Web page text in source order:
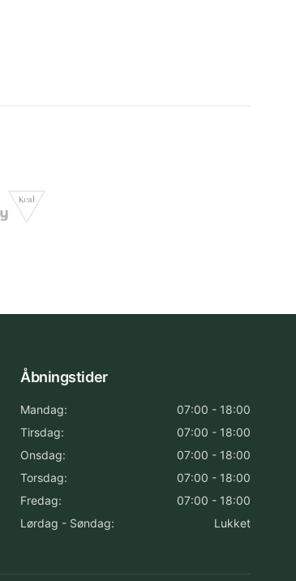
Åbningstider
Mandag:
07:00 - 18:00
Tirsdag:
07:00 - 18:00
Onsdag:
07:00 - 18:00
Torsdag:
07:00 - 18:00
Fredag:
07:00 - 18:00
Lørdag - Søndag:
Lukket